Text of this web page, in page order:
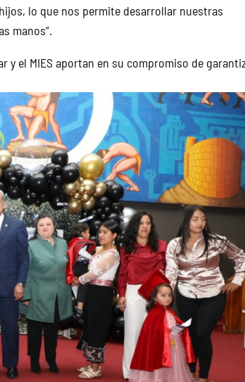
lo que nos permite desarrollar nuestras
manos”.
y el MIES aportan en su compromiso de